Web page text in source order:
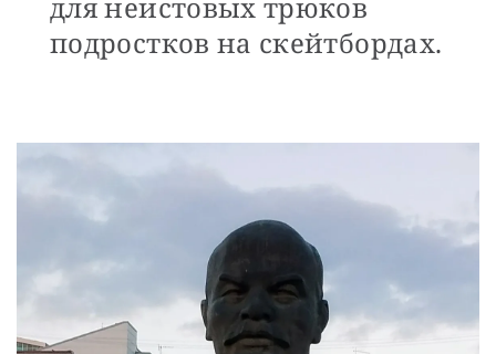
для неистовых трюков
подростков на скейтбордах.